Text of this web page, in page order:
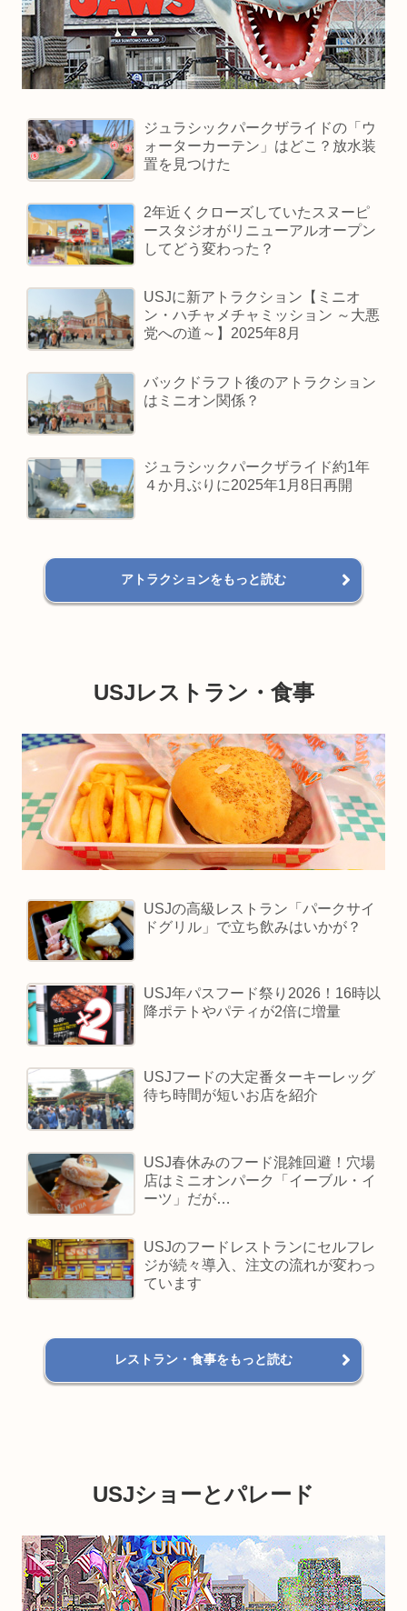
ジュラシックパークザライドの「ウ
ォーターカーテン」はどこ？放水装
置を見つけた
2年近くクローズしていたスヌーピ
ースタジオがリニューアルオープン
してどう変わった？
USJに新アトラクション【ミニオ
ン・ハチャメチャミッション ～大悪
党への道～】2025年8月
バックドラフト後のアトラクション
はミニオン関係？
ジュラシックパークザライド約1年
４か月ぶりに2025年1月8日再開
アトラクションをもっと読む
USJレストラン・食事
USJの高級レストラン「パークサイ
ドグリル」で立ち飲みはいかが？
USJ年パスフード祭り2026！16時以
降ポテトやパティが2倍に増量
USJフードの大定番ターキーレッグ
待ち時間が短いお店を紹介
USJ春休みのフード混雑回避！穴場
店はミニオンパーク「イーブル・イ
ーツ」だが…
USJのフードレストランにセルフレ
ジが続々導入、注文の流れが変わっ
ています
レストラン・食事をもっと読む
USJショーとパレード